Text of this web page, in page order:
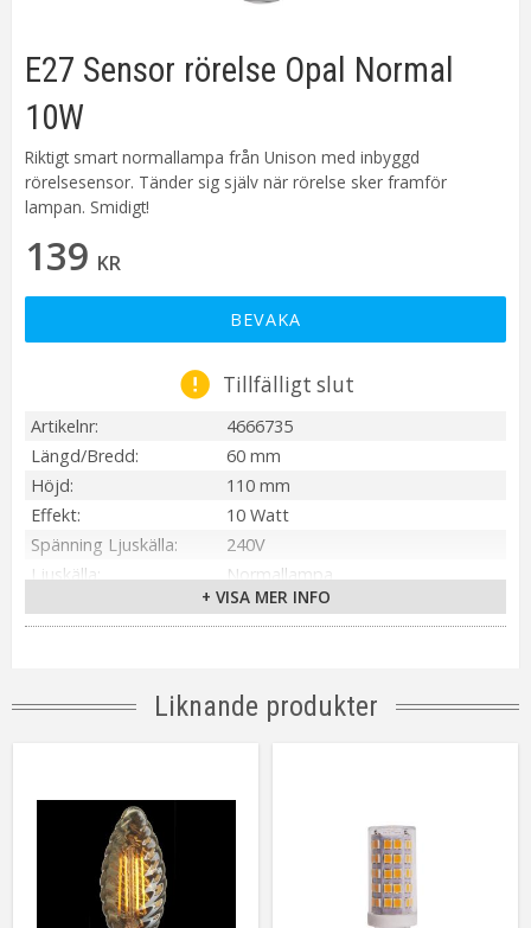
E27 Sensor rörelse Opal Normal
10W
Riktigt smart normallampa från Unison med inbyggd
rörelsesensor. Tänder sig själv när rörelse sker framför
lampan. Smidigt!
139 KR
BEVAKA
Tillfälligt slut
Artikelnr
4666735
Längd/Bredd
60 mm
Höjd
110 mm
Effekt
10 Watt
Spänning Ljuskälla
240V
Ljuskälla
Normallampa
E27
Ljusfärg
Varmvit 3000K
806 lm
160°
Energiklass
Tillverkare
+ VISA MER INFO
Liknande produkter